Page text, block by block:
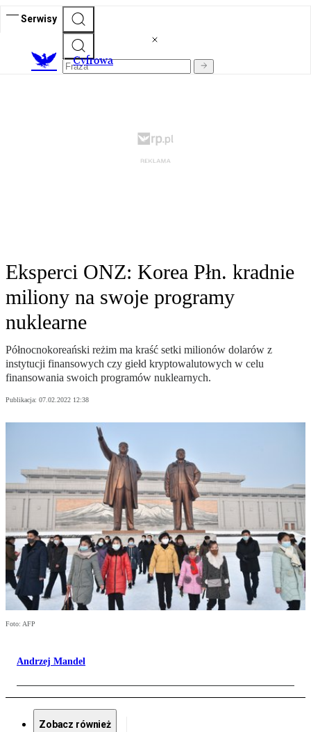
Serwisy
Cyfrowa
Eksperci ONZ: Korea Płn. kradnie
miliony na swoje programy
nuklearne
Północnokoreański reżim ma kraść setki milionów dolarów z
instytucji finansowych czy giełd kryptowalutowych w celu
finansowania swoich programów nuklearnych.
Publikacja: 07.02.2022 12:38
Foto: AFP
Andrzej Mandel
Zobacz również